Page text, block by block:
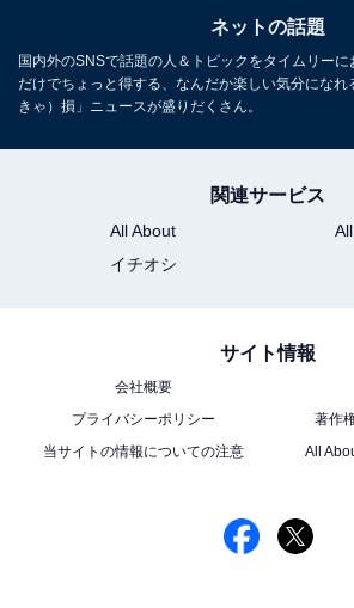
ネットの話題
国内外のSNSで話題の人＆トピックをタイムリー
だけでちょっと得する、なんだか楽しい気分になれ
きゃ）損」ニュースが盛りだくさん。
関連サービス
All About
イチオシ
サイト情報
会社概要
プライバシーポリシー
著作
当サイトの情報についての注意
All